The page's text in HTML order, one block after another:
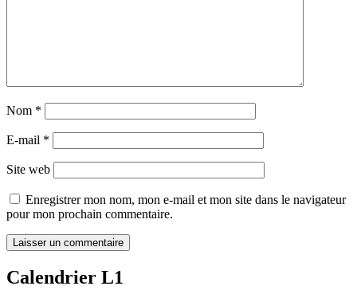
Nom *
E-mail *
Site web
Enregistrer mon nom, mon e-mail et mon site dans le navigateur
pour mon prochain commentaire.
Calendrier L1